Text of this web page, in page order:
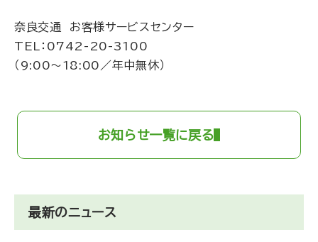
奈良交通 お客様サービスセンター
TEL： 0742-20-3100
（9:00～18:00／年中無休）
お知らせ一覧に戻る
最新のニュース